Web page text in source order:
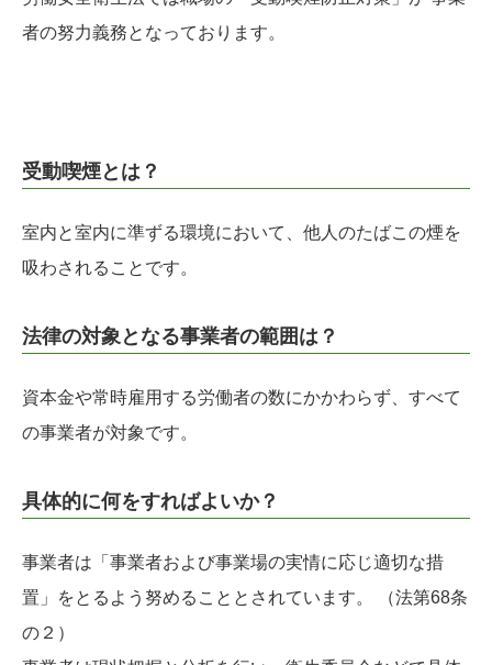
者の努力義務となっております。
受動喫煙とは？
室内と室内に準ずる環境において、他人のたばこの煙を
吸わされることです。
法律の対象となる事業者の範囲は？
資本金や常時雇用する労働者の数にかかわらず、すべて
の事業者が対象です。
具体的に何をすればよいか？
事業者は「事業者および事業場の実情に応じ適切な措
置」をとるよう努めることとされています。 （法第68条
の２）